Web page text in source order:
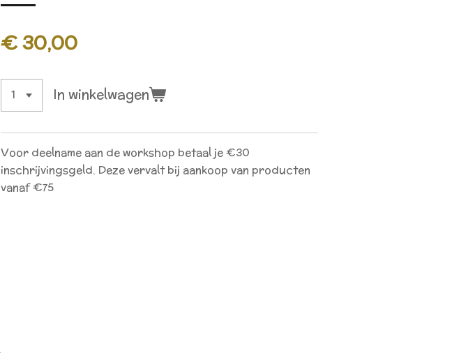
€ 30,00
In winkelwagen
Voor deelname aan de workshop betaal je €30
inschrijvingsgeld. Deze vervalt bij aankoop van producten
vanaf €75